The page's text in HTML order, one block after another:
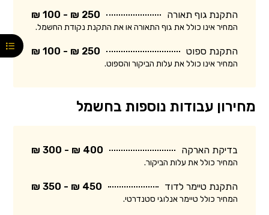
התקנת גוף תאורה 250 ₪ - 100 ₪
המחיר אינו כולל את גוף התאורה או את התקנת נקודת החשמל.
התקנת ספוט 250 ₪ - 100 ₪
המחיר אינו כולל את עלות הביקור והספוט.
מחירון עבודות נוספות בחשמל
בדיקת הארקה 400 ₪ - 300 ₪
המחיר כולל את עלות הביקור.
התקנת טיימר לדוד 450 ₪ - 350 ₪
המחיר כולל טיימר אנלוגי סטנדרטי.